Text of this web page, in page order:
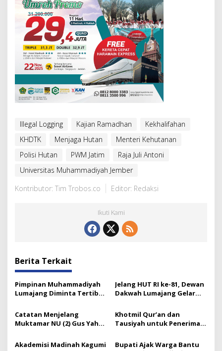
Illegal Logging Kajian Ramadhan
Kekhalifahan
KHDTK
Menjaga Hutan
Menteri Kehutanan
Polisi Hutan
PWM Jatim
Raja Juli Antoni
Universitas Muhammadiyah Jember
Kontributor: Tim Trobos.co
Editor: Redaksi
Ikuti Kami
Berita Terkait
Pimpinan Muhammadiyah
Lumajang Diminta Tertib
Jelang HUT RI ke-81, Dewan
Dakwah Lumajang Gelar
Catatan Menjelang
Muktamar NU (2) Gus Yahya
Modern yang Menyandera
Khotmil Qur’an dan
Tausiyah untuk Penerima
Akademisi Madinah Kagumi
Bupati Ajak Warga Bantu